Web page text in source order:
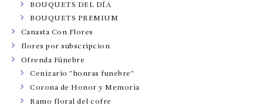
BOUQUETS DEL DÍA
BOUQUETS PREMIUM
Canasta Con Flores
flores por subscripcion
Ofrenda Fúnebre
Cenizario "honras funebre"
Corona de Honor y Memoria
Ramo floral del cofre